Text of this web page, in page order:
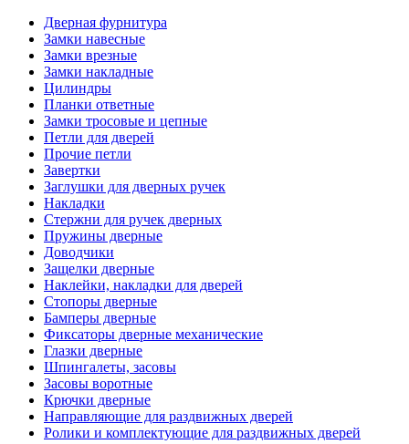
Дверная фурнитура
Замки навесные
Замки врезные
Замки накладные
Цилиндры
Планки ответные
Замки тросовые и цепные
Петли для дверей
Прочие петли
Завертки
Заглушки для дверных ручек
Накладки
Стержни для ручек дверных
Пружины дверные
Доводчики
Защелки дверные
Наклейки, накладки для дверей
Стопоры дверные
Бамперы дверные
Фиксаторы дверные механические
Глазки дверные
Шпингалеты, засовы
Засовы воротные
Крючки дверные
Направляющие для раздвижных дверей
Ролики и комплектующие для раздвижных дверей